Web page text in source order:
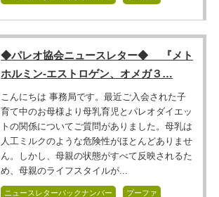
◆パレオ協会ニュースレター◆ 『メト
ホルミン-エストロゲン、オメガ３…
こんにちは 事務局です。最近ご入会された子
育て中のお母様より母乳育児とパレオダイエッ
トの関係についてご質問がありました。母乳は
人工ミルクのような危険性がほとんどありませ
ん。しかし、母親の状態がすべて反映されるた
め、母親のライフスタイルが...
ニュースレターバックナンバー
プーファ